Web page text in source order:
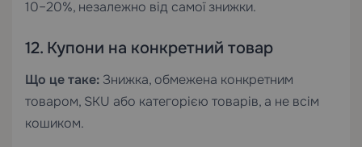
10–20%, незалежно від самої знижки.
12. Купони на конкретний товар
Що це таке: Знижка, обмежена конкретним
товаром, SKU або категорією товарів, а не всім
кошиком.